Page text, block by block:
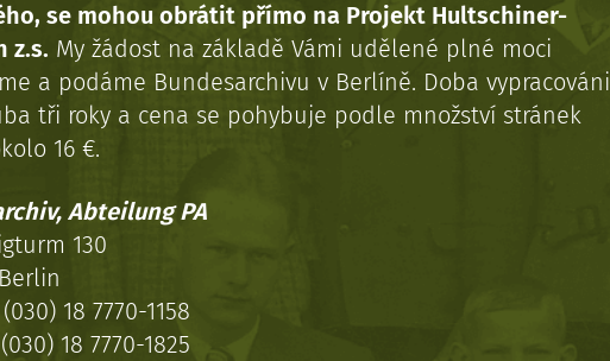
se mohou obrátit přímo na Projekt Hultschiner-
z.s. My žádost na základě Vámi udělené plné moci
a podáme Bundesarchivu v Berlíně. Doba vypracováni
tři roky a cena se pohybuje podle množství stránek
16 €.
Abteilung PA
130
18 7770-1158
18 7770-1825